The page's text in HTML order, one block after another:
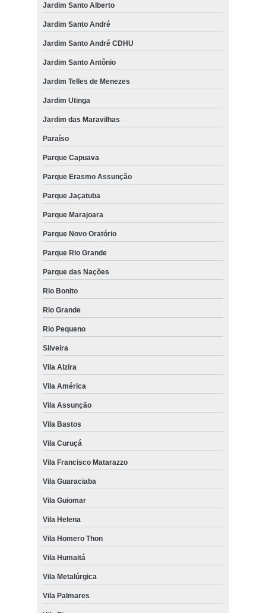
Jardim Santo Alberto
Jardim Santo André
Jardim Santo André CDHU
Jardim Santo Antônio
Jardim Telles de Menezes
Jardim Utinga
Jardim das Maravilhas
Paraíso
Parque Capuava
Parque Erasmo Assunção
Parque Jaçatuba
Parque Marajoara
Parque Novo Oratório
Parque Rio Grande
Parque das Nações
Rio Bonito
Rio Grande
Rio Pequeno
Silveira
Vila Alzira
Vila América
Vila Assunção
Vila Bastos
Vila Curuçá
Vila Francisco Matarazzo
Vila Guaraciaba
Vila Guiomar
Vila Helena
Vila Homero Thon
Vila Humaitá
Vila Metalúrgica
Vila Palmares